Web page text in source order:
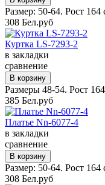
Размер: 50-64. Рост
308 Бел.руб
Куртка LS-7293-2
в закладки
сравнение
Размеры 48-54. Рост
385 Бел.руб
Платье Nn-6077-4
в закладки
сравнение
Размер: 50-64. Рост
308 Бел.руб